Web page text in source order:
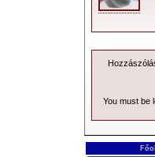
You must be